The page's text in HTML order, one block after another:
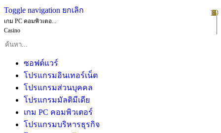
Toggle navigation ยกเลิก
เกม PC คอมพิวเตอ...
Casino
ซอฟต์แวร์
โปรแกรมอินเทอร์เน็ต
โปรแกรมส่วนบุคคล
โปรแกรมมัลติมีเดีย
เกม PC คอมพิวเตอร์
โปรแกรมบริหารธุรกิจ
1
2
3
4
5
6
7
8
9
10